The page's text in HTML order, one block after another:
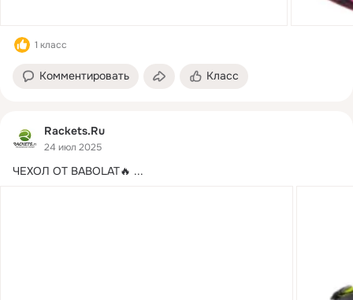
1 класс
Комментировать Класс
Rackets.Ru
24 июл 2025
ЧЕХОЛ ОТ BABOLAT🔥 ...